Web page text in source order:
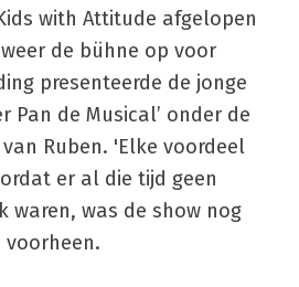
with Attitude afgelopen
de bühne op voor
presenteerde de jonge
Pan de Musical’ onder de
Ruben. 'Elke voordeel
er al die tijd geen
waren, was de show nog
voorheen.